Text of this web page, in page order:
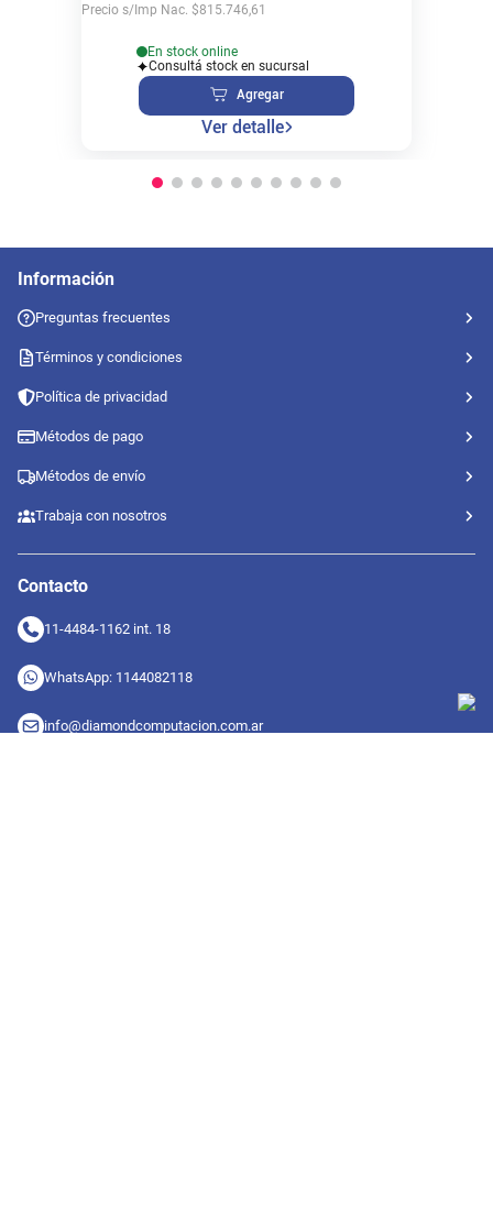
Precio s/Imp Nac. $815.746,61
En stock online
Consultá stock en sucursal
Agregar
Ver detalle
Información
Preguntas frecuentes
Términos y condiciones
Política de privacidad
Métodos de pago
Métodos de envío
Trabaja con nosotros
Contacto
11-4484-1162 int. 18
WhatsApp: 1144082118
info@diamondcomputacion.com.ar